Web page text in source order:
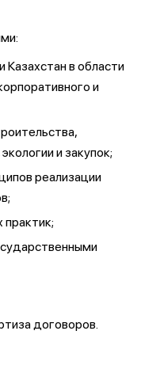
Казахстан в области
и
и закупок;
реализации
договоров.